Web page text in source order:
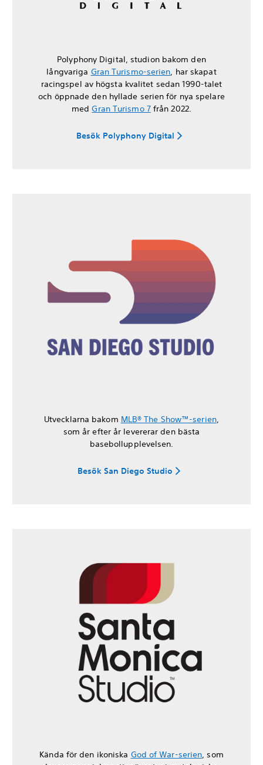
Polyphony Digital, studion bakom den
långvariga Gran Turismo-serien, har skapat
racingspel av högsta kvalitet sedan 1990-talet
och öppnade den hyllade serien för nya spelare
medGran Turismo 7från 2022.
Besök Polyphony Digital
Utvecklarna bakom MLB® The Show™-serien,
som år efter år levererar den bästa
basebollupplevelsen.
Besök San Diego Studio
Kända för den ikoniska God of War-serien , som